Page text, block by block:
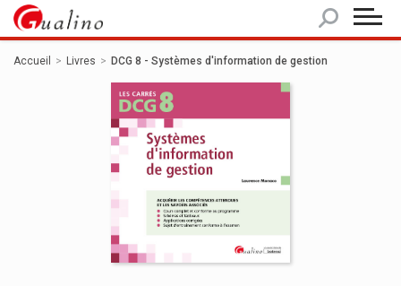
Accueil Livres DCG 8 - Systèmes d'information de gestion
Panneau de gestion des cookies